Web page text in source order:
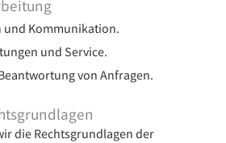
und Kommunikation.
und Service.
von Anfragen.
die Rechtsgrundlagen der